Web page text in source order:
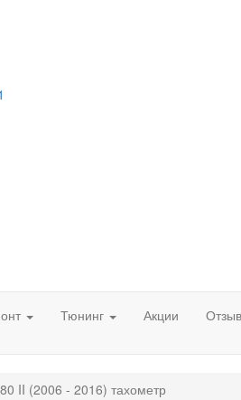
Тюнинг Акции
II (2006 - 2016) тахометр